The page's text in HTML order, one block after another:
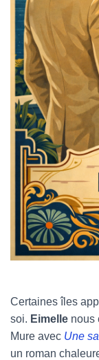
Certaines îles
soi. Eimelle nous
Mure avec Une
un roman